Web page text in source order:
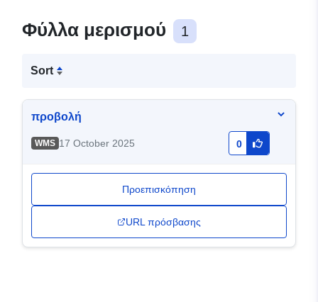
Φύλλα μερισμού 1
Sort
προβολή
WMS 17 October 2025 0
Προεπισκόπηση
URL πρόσβασης